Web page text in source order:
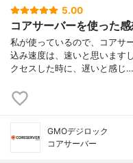
5.00
コアサーバーを使った
私が使っているので、コアサ
込み速度は、速いと思います
クセスした時に、遅いと感じ…
GMOデジロック
コアサーバー